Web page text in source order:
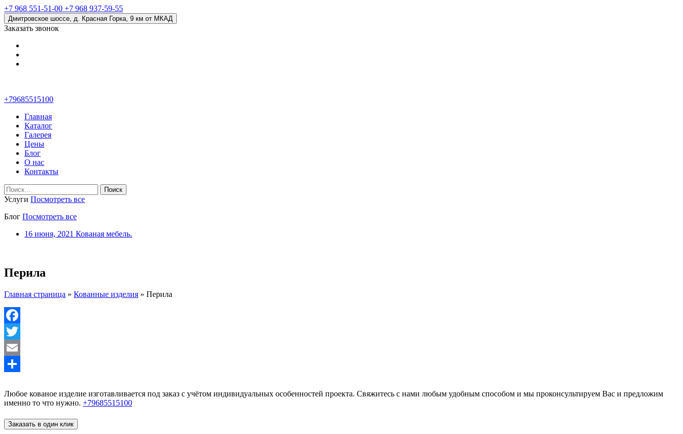
+7 968 551-51-00 +7 968 937-59-55
Дмитровское шоссе, д. Красная Горка, 9 км от МКАД
Заказать звонок
+79685515100
Главная
Каталог
Галерея
Цены
Блог
О нас
Контакты
Найти:
Услуги Посмотреть все
Блог Посмотреть все
16 июня, 2021 Кованая мебель.
Перила
Главная страница » Кованные изделия » Перила
Facebook
Twitter
Email
Любое кованое изделие изготавливается под заказ с учётом индивидуальных особенностей проекта. Свяжитесь с нами любым удобным способом и мы проконсультируем Вас и предложим
именно то что нужно. +79685515100
Заказать в один клик